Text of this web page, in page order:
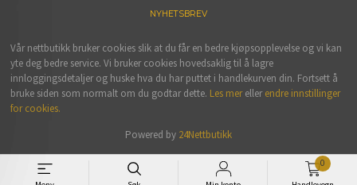
0
NYHETSBREV
Vår nettbutikk bruker cookies slik at du får en bedre kjøpsopplevelse og vi kan
yte deg bedre service. Vi bruker cookies hovedsaklig til å lagre
innloggingsdetaljer og huske hva du har puttet i handlekurven din. Fortsett å
bruke siden som normalt om du godtar dette. Les merellerendre innstillinger
for cookies.
Powered by 24Nettbutikk